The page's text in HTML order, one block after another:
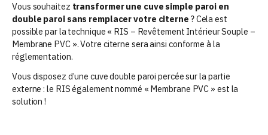
Vous souhaitez transformer une cuve simple paroi en
double paroi sans remplacer votre citerne ? Cela est
possible par la technique « RIS – Revêtement Intérieur Souple –
Membrane PVC ». Votre citerne sera ainsi conforme à la
réglementation.
Vous disposez d’une cuve double paroi percée sur la partie
externe : le RIS également nommé « Membrane PVC » est la
solution !